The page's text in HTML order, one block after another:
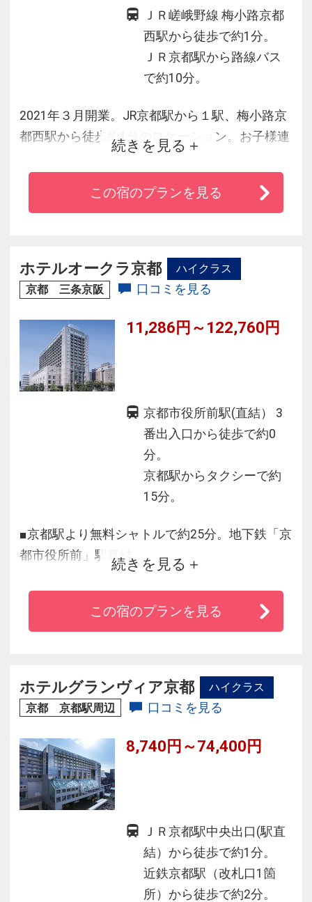
ＪＲ嵯峨野線 梅小路京都
西駅から徒歩で約1分。
ＪＲ京都駅から路線バス
で約10分。
2021年３月開業。JR京都駅から１駅、梅小路京
都西駅から徒歩約1分のロケーション。お子様連
れのご家族に嬉しいサービスが充実しており、
ゆとりある共用部には、旅の疲れを心身ともに
癒せる大浴場も。徒歩圏内に自然が豊富な梅小
を楽しんでいただけます。
続きを見る
この宿のプランを見る
ホテルオークラ京都
ハイクラス
京都 三条京阪
口コミを見る
11,286円～122,760円
京都市役所前駅(直結） 3
番出入口から徒歩で約0
分。
京都駅からタクシーで約
15分。
■京都駅より無料シャトルで約25分。地下鉄「京
都市役所前」駅直結
■祇園・先斗町・鴨川など京の名所に大変便利な
立地
■地上60ｍから鴨川と東山三十六峰を望める17
ずまい
■たくさんのお客様をお迎えしてきたホスピタリ
心地よい京都での滞在をお約束します。
続きを見る
この宿のプランを見る
ホテルグランヴィア京都
ハイクラス
京都 京都駅周辺
口コミを見る
8,740円～74,400円
ＪＲ京都駅中央出口(駅直
結）から徒歩で約1分。
近鉄京都駅（改札口1箇
所）から徒歩で約2分。